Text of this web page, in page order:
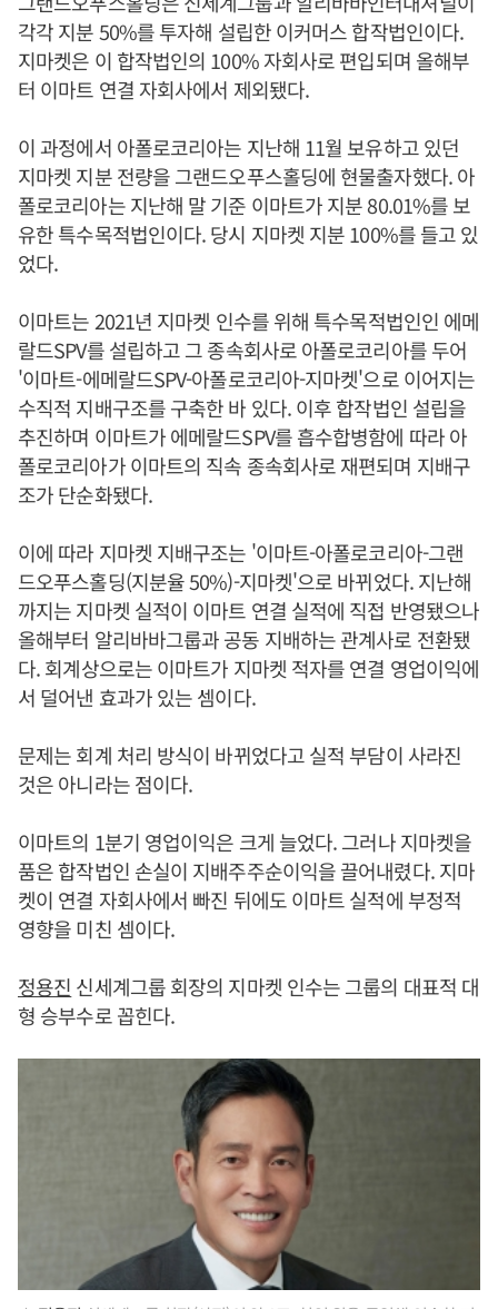
각각 지분 50%를 투자해 설립한 이커머스 합작법인이다.
지마켓은 이 합작법인의 100% 자회사로 편입되며 올해부
터 이마트 연결 자회사에서 제외됐다.
이 과정에서 아폴로코리아는 지난해 11월 보유하고 있던
지마켓 지분 전량을 그랜드오푸스홀딩에 현물출자했다. 아
폴로코리아는 지난해 말 기준 이마트가 지분 80.01%를 보
유한 특수목적법인이다. 당시 지마켓 지분 100%를 들고 있
었다.
이마트는 2021년 지마켓 인수를 위해 특수목적법인인 에메
랄드SPV를 설립하고 그 종속회사로 아폴로코리아를 두어
'이마트-에메랄드SPV-아폴로코리아-지마켓'으로 이어지는
수직적 지배구조를 구축한 바 있다. 이후 합작법인 설립을
추진하며 이마트가 에메랄드SPV를 흡수합병함에 따라 아
폴로코리아가 이마트의 직속 종속회사로 재편되며 지배구
조가 단순화됐다.
이에 따라 지마켓 지배구조는 '이마트-아폴로코리아-그랜
드오푸스홀딩(지분율 50%)-지마켓'으로 바뀌었다. 지난해
까지는 지마켓 실적이 이마트 연결 실적에 직접 반영됐으나
올해부터 알리바바그룹과 공동 지배하는 관계사로 전환됐
다. 회계상으로는 이마트가 지마켓 적자를 연결 영업이익에
서 덜어낸 효과가 있는 셈이다.
문제는 회계 처리 방식이 바뀌었다고 실적 부담이 사라진
것은 아니라는 점이다.
이마트의 1분기 영업이익은 크게 늘었다. 그러나 지마켓을
품은 합작법인 손실이 지배주주순이익을 끌어내렸다. 지마
켓이 연결 자회사에서 빠진 뒤에도 이마트 실적에 부정적
영향을 미친 셈이다.
정용진 신세계그룹 회장의 지마켓 인수는 그룹의 대표적 대
형 승부수로 꼽힌다.